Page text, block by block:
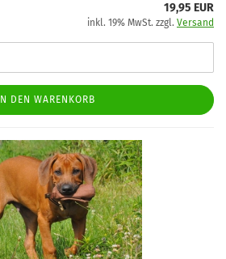
19,95 EUR
inkl. 19% MwSt. zzgl. Versand
IN DEN WARENKORB